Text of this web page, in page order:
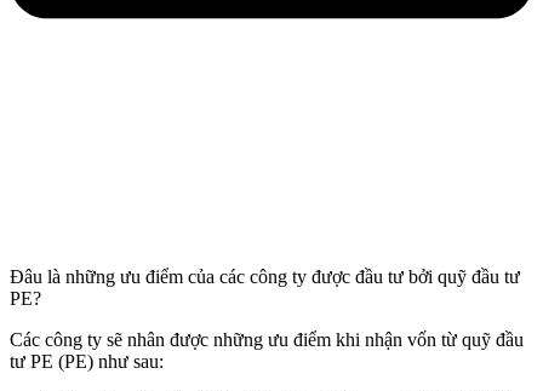
Đâu là những ưu điểm của các công ty được đầu tư bởi quỹ đầu tư
PE?
Các công ty sẽ nhân được những ưu điểm khi nhận vốn từ quỹ đầu
tư PE (PE) như sau: